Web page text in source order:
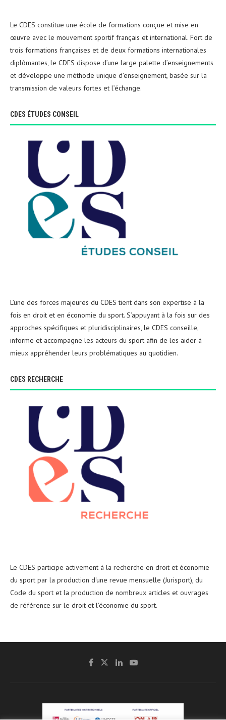
Le CDES constitue une école de formations conçue et mise en
œuvre avec le mouvement sportif français et international. Fort de
trois formations françaises et de deux formations internationales
diplômantes, le CDES dispose d’une large palette d’enseignements
et développe une méthode unique d’enseignement, basée sur la
transmission de valeurs fortes et l’échange.
CDES ÉTUDES CONSEIL
L’une des forces majeures du CDES tient dans son expertise à la
fois en droit et en économie du sport. S’appuyant à la fois sur des
approches spécifiques et pluridisciplinaires, le CDES conseille,
informe et accompagne les acteurs du sport afin de les aider à
mieux appréhender leurs problématiques au quotidien.
CDES RECHERCHE
Le CDES participe activement à la recherche en droit et économie
du sport par la production d'une revue mensuelle (Jurisport), du
Code du sport et la production de nombreux articles et ouvrages
de référence sur le droit et l’économie du sport.